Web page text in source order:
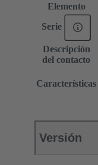
Elemento
Serie
Descripción
del contacto
Características
Versión